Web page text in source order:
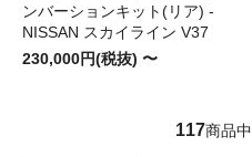
ンバーションキット(リア) -
NISSAN スカイライン V37
230,000円(税抜) 〜
117商品中